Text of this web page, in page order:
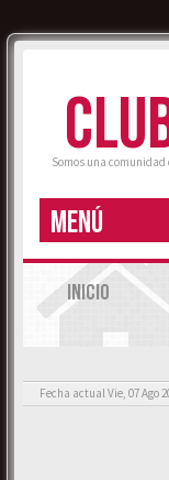
Somos una
MENÚ
INICIO
Fecha actual Vie, 07 Ago